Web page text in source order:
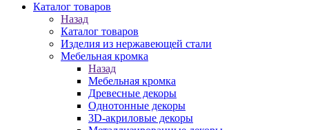
Каталог товаров
Назад
Каталог товаров
Изделия из нержавеющей стали
Мебельная кромка
Назад
Мебельная кромка
Древесные декоры
Однотонные декоры
3D-акриловые декоры